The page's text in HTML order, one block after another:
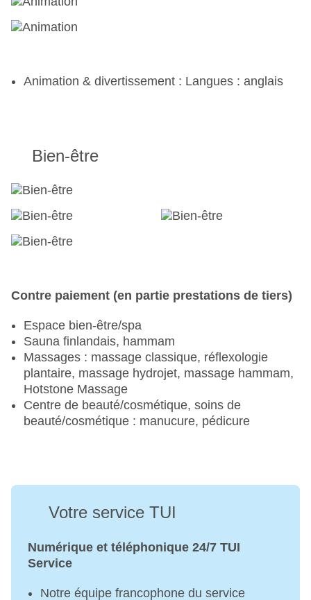
Animation & divertissement : Langues : anglais
Bien-être
Contre paiement (en partie prestations de tiers)
Espace bien-être/spa
Sauna finlandais, hammam
Massages : massage classique, réflexologie
plantaire, massage hydrojet, massage hammam,
Hotstone Massage
Centre de beauté/cosmétique, soins de
beauté/cosmétique : manucure, pédicure
Votre service TUI
Numérique et téléphonique 24/7 TUI
Service
Notre équipe francophone du service